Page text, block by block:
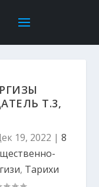
Т.3,
19, 2022 | 8
, Тарихи